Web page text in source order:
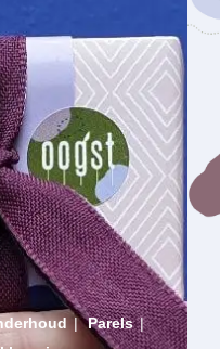
| Parels |